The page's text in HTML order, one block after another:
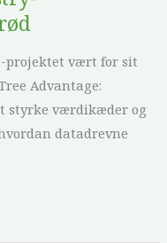
projektet vært for sit
Advantage:
styrke værdikæder og
datadrevne